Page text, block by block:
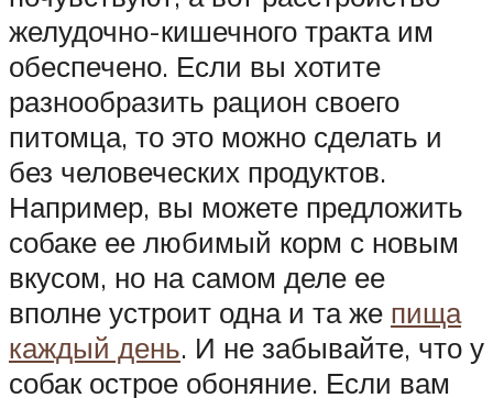
желудочно-кишечного тракта им
обеспечено. Если вы хотите
разнообразить рацион своего
питомца, то это можно сделать и
без человеческих продуктов.
Например, вы можете предложить
собаке ее любимый корм с новым
вкусом, но на самом деле ее
вполне устроит одна и та же пища
каждый день. И не забывайте, что у
собак острое обоняние. Если вам